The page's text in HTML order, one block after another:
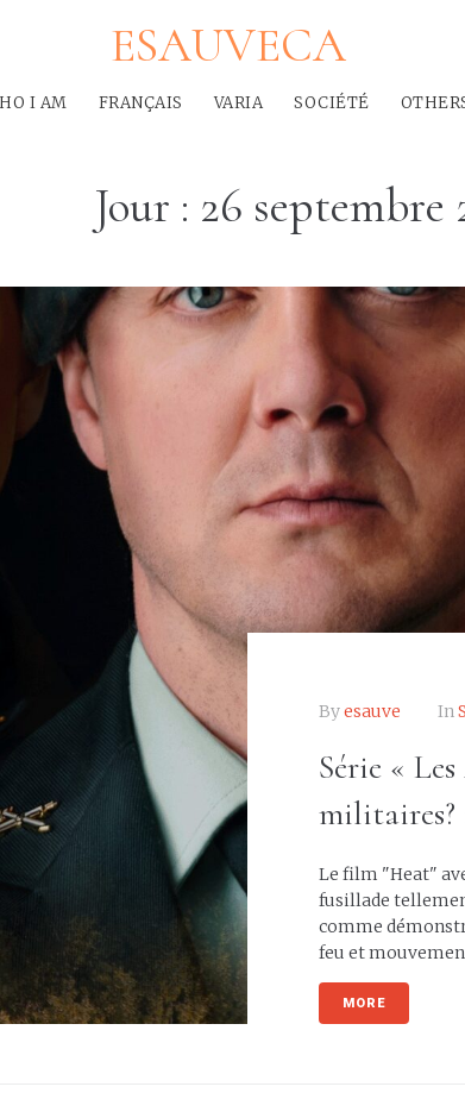
ESAUVECA
I AM FRANÇAIS VARIA SOCIÉTÉ
Jour : 26 septembre
Byesauve In
Série «
militaires?
Le film "Heat"
fusillade
comme
feu et
MORE